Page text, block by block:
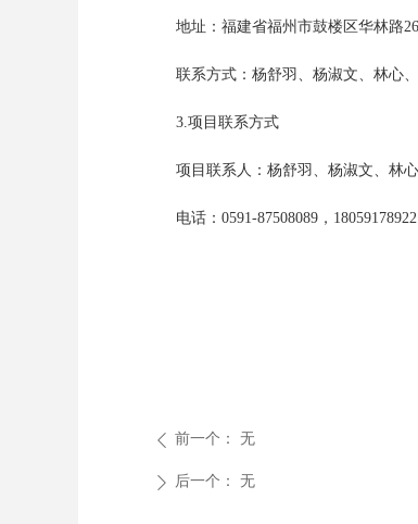
地址：福建省福州市鼓楼区华林路
联系方式：杨舒羽、杨淑文、林心
3.项目联系方式
项目联系人：杨舒羽、杨淑文、林
电话： 0591-87508089，18059178922
ꄴ 前一个： 无
ꄲ 后一个： 无